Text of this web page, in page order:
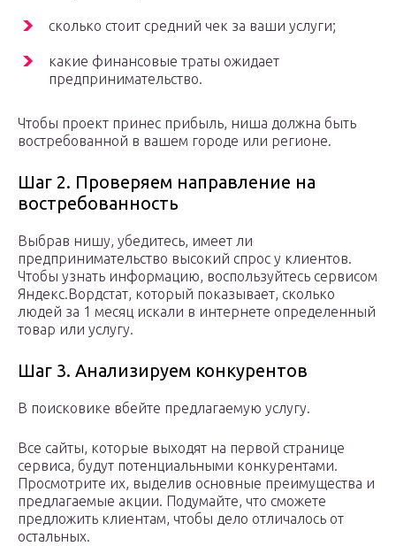
сколько стоит средний чек за ваши услуги;
какие финансовые траты ожидает
предпринимательство.
Чтобы проект принес прибыль, ниша должна быть
востребованной в вашем городе или регионе.
Шаг 2. Проверяем направление на
востребованность
Выбрав нишу, убедитесь, имеет ли
предпринимательство высокий спрос у клиентов.
Чтобы узнать информацию, воспользуйтесь сервисом
Яндекс.Вордстат, который показывает, сколько
людей за 1 месяц искали в интернете определенный
товар или услугу.
Шаг 3. Анализируем конкурентов
В поисковике вбейте предлагаемую услугу.
Все сайты, которые выходят на первой странице
сервиса, будут потенциальными конкурентами.
Просмотрите их, выделив основные преимущества и
предлагаемые акции. Подумайте, что сможете
предложить клиентам, чтобы дело отличалось от
остальных.